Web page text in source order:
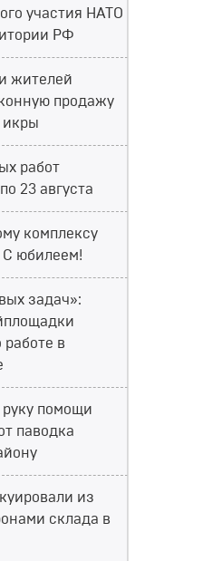
участия НАТО
РФ
жителей
продажу
икры
работ
23 августа
комплексу
С юбилеем!
задач»:
в
руку помощи
паводка
из
склада в